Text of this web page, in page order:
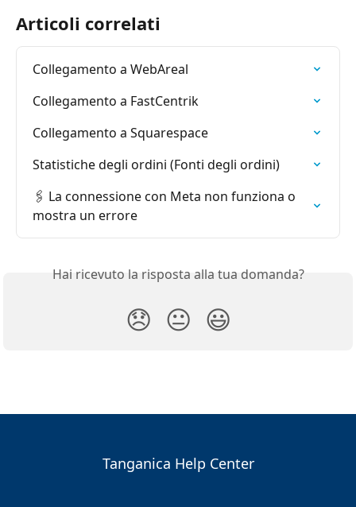
Articoli correlati
Collegamento a WebAreal
Collegamento a FastCentrik
Collegamento a Squarespace
Statistiche degli ordini (Fonti degli ordini)
🖇️ La connessione con Meta non funziona o
mostra un errore
Hai ricevuto la risposta alla tua domanda?
😞 😐 😃
Tanganica Help Center